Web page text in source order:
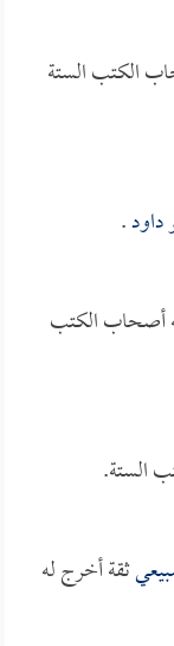
الكتب الستة
داود.
أصحاب الكتب
الستة.
ثقة أخرج له